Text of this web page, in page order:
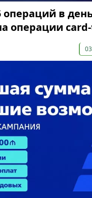
операций в
операции